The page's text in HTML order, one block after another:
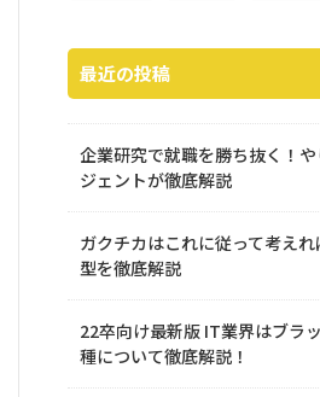
最近の投稿
企業研究で就職を勝ち抜く！
ジェントが徹底解説
ガクチカはこれに従って考え
型を徹底解説
22卒向け最新版 IT業界はブラ
種について徹底解説！